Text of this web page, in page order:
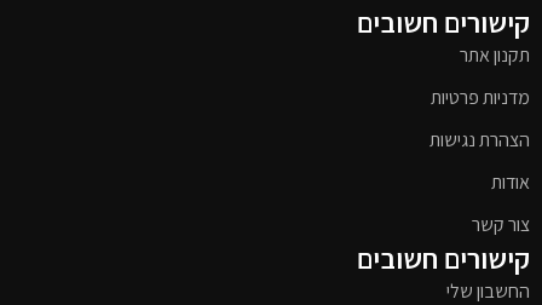
קישורים חשובים
תקנון אתר
מדניות פרטיות
הצהרת נגישות
אודות
צור קשר
קישורים חשובים
החשבון שלי